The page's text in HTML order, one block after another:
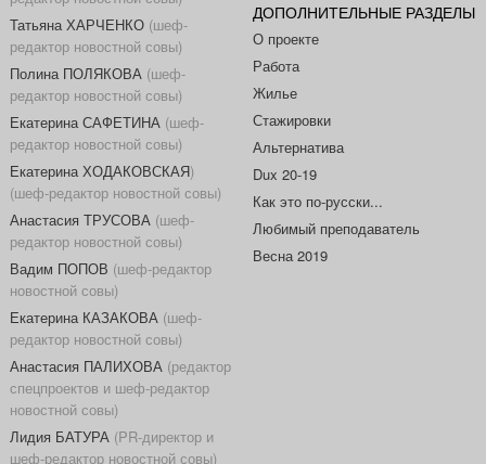
Татьяна ХАРЧЕНКО(шеф-
редактор новостной совы)
Полина ПОЛЯКОВА(шеф-
редактор новостной совы)
Екатерина САФЕТИНА(шеф-
редактор новостной совы)
Екатерина ХОДАКОВСКАЯ)
(шеф-редактор новостной совы)
Анастасия ТРУСОВА(шеф-
редактор новостной совы)
Вадим ПОПОВ (шеф-редактор
новостной совы)
Екатерина КАЗАКОВА(шеф-
редактор новостной совы)
Анастасия ПАЛИХОВА(редактор
спецпроектов и шеф-редактор
новостной совы)
Лидия БАТУРА(PR-директор и
шеф-редактор новостной совы)
ДОПОЛНИТЕЛЬНЫЕ РАЗДЕЛЫ
О проекте
Работа
Жилье
Стажировки
Альтернатива
Dux 20-19
Как это по-русски...
Любимый преподаватель
Весна 2019